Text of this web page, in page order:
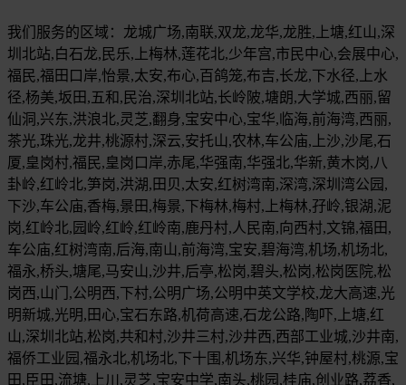
我们服务的区域：龙城广场,南联,双龙,龙华,龙胜,上塘,红山,深
圳北站,白石龙,民乐,上梅林,莲花北,少年宫,市民中心,会展中心,
福民,福田口岸,怡景,太安,布心,百鸽笼,布吉,长龙,下水径,上水
径,杨美,坂田,五和,民治,深圳北站,长岭陂,塘朗,大学城,西丽,留
仙洞,兴东,洪浪北,灵芝,翻身,宝安中心,宝华,临海,前海湾,西丽,
茶光,珠光,龙井,桃源村,深云,安托山,农林,车公庙,上沙,沙尾,石
厦,皇岗村,福民,皇岗口岸,赤尾,华强南,华强北,华新,黄木岗,八
卦岭,红岭北,笋岗,洪湖,田贝,太安,红树湾南,深湾,深圳湾公园,
下沙,车公庙,香梅,景田,梅景,下梅林,梅村,上梅林,孖岭,银湖,泥
岗,红岭北,园岭,红岭,红岭南,鹿丹村,人民南,向西村,文锦,福田,
车公庙,红树湾南,后海,南山,前海湾,宝安,碧海湾,机场,机场北,
福永,桥头,塘尾,马安山,沙井,后亭,松岗,碧头,松岗,松岗医院,松
岗西,山门,公明西,下村,公明广场,公明中英文学校,龙大高速,光
明新城,光明,田心,宝石东路,机荷高速,石龙公路,陶吓,上塘,红
山,深圳北站,松岗,共和村,沙井三村,沙井西,西部工业城,沙井南,
福侨工业园,福永北,机场北,下十围,机场东,兴华,钟屋村,桃源,宝
田,臣田,流塘,上川,灵芝,宝安中学,南头,桃园,桂庙,创业路,荔香,